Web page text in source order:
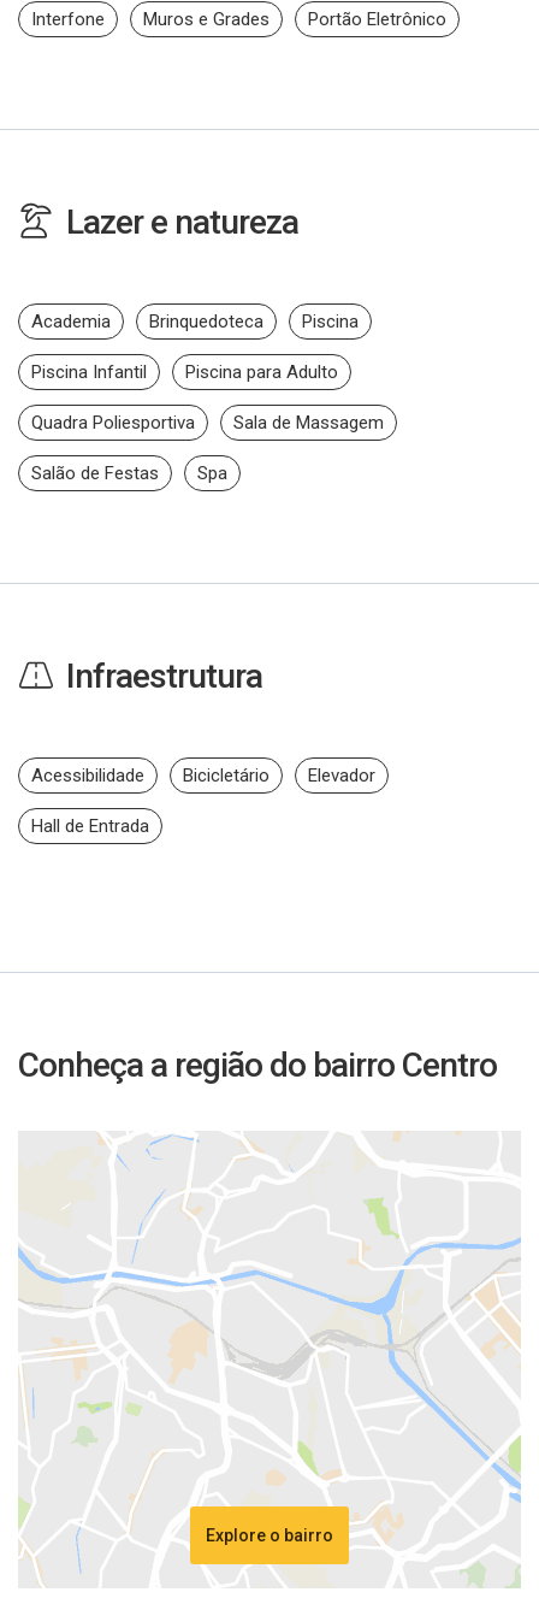
Interfone Muros e Grades Portão Eletrônico
Lazer e natureza
Academia Brinquedoteca Piscina
Piscina Infantil Piscina para Adulto
Quadra Poliesportiva Sala de Massagem
Salão de Festas Spa
Infraestrutura
Acessibilidade Bicicletário Elevador
Hall de Entrada
Conheça a região do bairro Centro
Explore o bairro